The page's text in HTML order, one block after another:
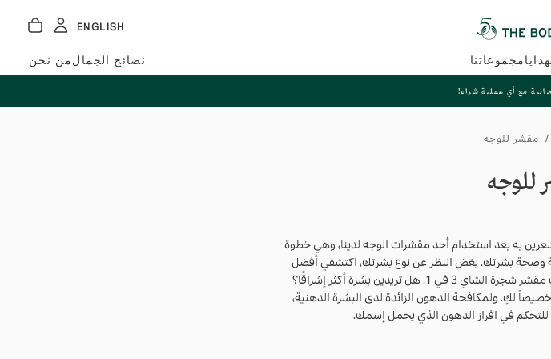
ENGLISH
مجموعاتنا نصائح الجمال من نحن
مع أي عملية شراء!
/ مقشر للوجه
للوجه
به بعد استخدام أحد مقشرات الوجه لدينا، وهي خطوة
وصحة بشرتك. بغض النظر عن نوع بشرتك، اكتشفي أفضل
مقشر للوجه وغسول لوجه. بشرة شائبة؟ جربي ماسك مقشر شجرة الشاي 3 في 1. هل تريدين بشرة أكثر إشراقًا؟
لكِ. ولمكافحة الدهون الزائدة لدى البشرة الدهنية،
للتحكم في افراز الدهون الذي يحمل إسمك.